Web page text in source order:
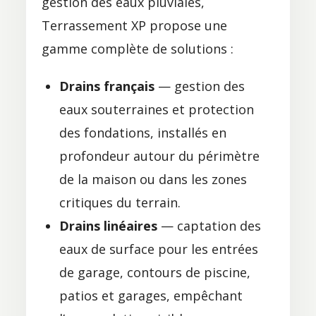
Terrassement XP propose une
gamme complète de solutions :
Drains français— gestion des
eaux souterraines et protection
des fondations, installés en
profondeur autour du périmètre
de la maison ou dans les zones
critiques du terrain.
Drains linéaires— captation des
eaux de surface pour les entrées
de garage, contours de piscine,
patios et garages, empêchant